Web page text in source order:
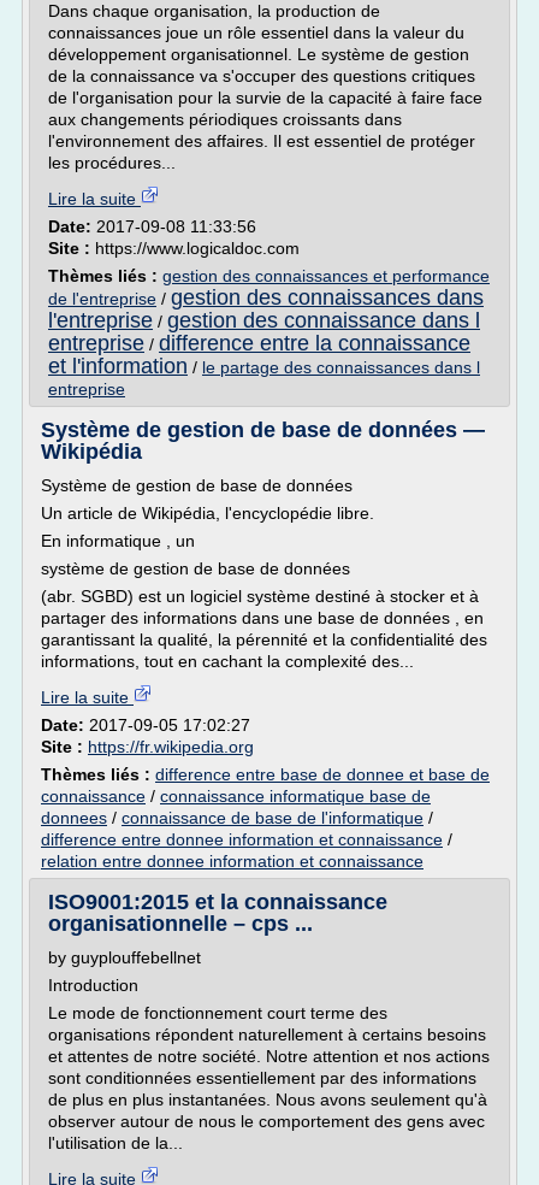
Dans chaque organisation, la production de
connaissances joue un rôle essentiel dans la valeur du
développement organisationnel. Le système de gestion
de la connaissance va s'occuper des questions critiques
de l'organisation pour la survie de la capacité à faire face
aux changements périodiques croissants dans
l'environnement des affaires. Il est essentiel de protéger
les procédures...
Lire la suite
Date: 2017-09-08 11:33:56
Site : https://www.logicaldoc.com
Thèmes liés : gestion des connaissances et performance
de l'entreprise / gestion des connaissances dans
l'entreprise / gestion des connaissance dans l
entreprise / difference entre la connaissance
et l'information / le partage des connaissances dans l
entreprise
Système de gestion de base de données —
Wikipédia
Système de gestion de base de données
Un article de Wikipédia, l'encyclopédie libre.
En informatique , un
système de gestion de base de données
(abr. SGBD) est un logiciel système destiné à stocker et à
partager des informations dans une base de données , en
garantissant la qualité, la pérennité et la confidentialité des
informations, tout en cachant la complexité des...
Lire la suite
Date: 2017-09-05 17:02:27
Site : https://fr.wikipedia.org
Thèmes liés : difference entre base de donnee et base de
connaissance / connaissance informatique base de
donnees / connaissance de base de l'informatique /
difference entre donnee information et connaissance /
relation entre donnee information et connaissance
ISO9001:2015 et la connaissance
organisationnelle – cps ...
by guyplouffebellnet
Introduction
Le mode de fonctionnement court terme des
organisations répondent naturellement à certains besoins
et attentes de notre société. Notre attention et nos actions
sont conditionnées essentiellement par des informations
de plus en plus instantanées. Nous avons seulement qu'à
observer autour de nous le comportement des gens avec
l'utilisation de la...
Lire la suite